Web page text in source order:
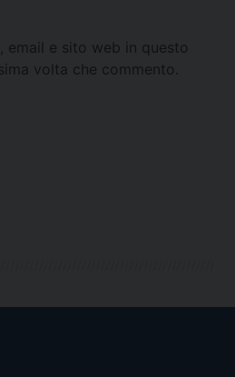
email e sito web in questo
volta che commento.